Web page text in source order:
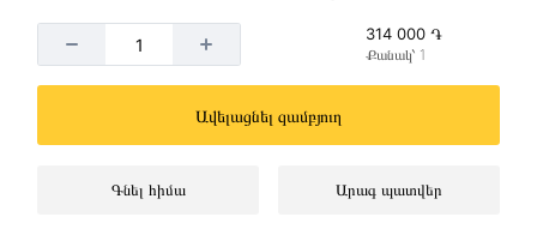
314 000 ֏
Քանակ՝ 1
Ավելացնել զամբյուղ
Գնել հիմա Արագ պատվեր